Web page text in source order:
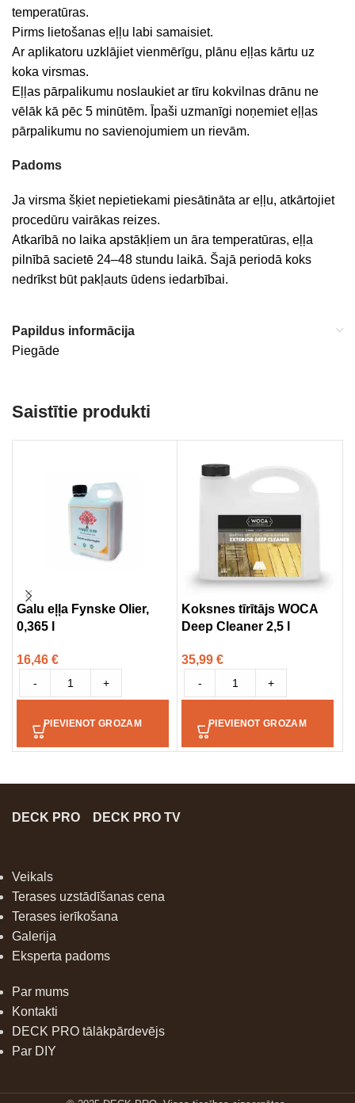
temperatūras.
Pirms lietošanas eļļu labi samaisiet.
Ar aplikatoru uzklājiet vienmērīgu, plānu eļļas kārtu uz
koka virsmas.
Eļļas pārpalikumu noslaukiet ar tīru kokvilnas drānu ne
vēlāk kā pēc 5 minūtēm. Īpaši uzmanīgi noņemiet eļļas
pārpalikumu no savienojumiem un rievām.
Padoms
Ja virsma šķiet nepietiekami piesātināta ar eļļu, atkārtojiet
procedūru vairākas reizes.
Atkarībā no laika apstākļiem un āra temperatūras, eļļa
pilnībā sacietē 24–48 stundu laikā. Šajā periodā koks
nedrīkst būt pakļauts ūdens iedarbībai.
Papildus informācija
Piegāde
Saistītie produkti
Galu eļļa Fynske Olier,
0,365 l
16,46 €
- +
PIEVIENOT GROZAM
Koksnes tīrītājs WOCA
Deep Cleaner 2,5 l
35,99 €
- +
PIEVIENOT GROZAM
DECK PRO DECK PRO TV
Veikals
Terases uzstādīšanas cena
Terases ierīkošana
Galerija
Eksperta padoms
Par mums
Kontakti
DECK PRO tālākpārdevējs
Par DIY